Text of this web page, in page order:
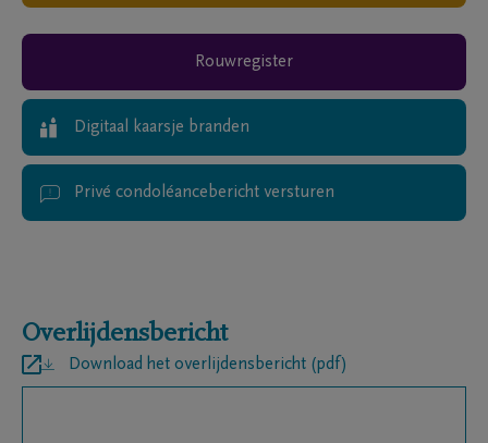
Rouwregister
Digitaal kaarsje branden
Privé condoléancebericht versturen
Overlijdensbericht
Download het overlijdensbericht (pdf)